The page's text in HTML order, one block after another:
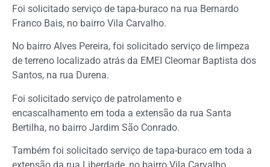
Foi solicitado serviço de tapa-buraco na rua Bernardo
Franco Bais, no bairro Vila Carvalho.
No bairro Alves Pereira, foi solicitado serviço de limpeza
de terreno localizado atrás da EMEI Cleomar Baptista dos
Santos, na rua Durena.
Foi solicitado serviço de patrolamento e
encascalhamento em toda a extensão da rua Santa
Bertilha, no bairro Jardim São Conrado.
Também foi solicitado serviço de tapa-buraco em toda a